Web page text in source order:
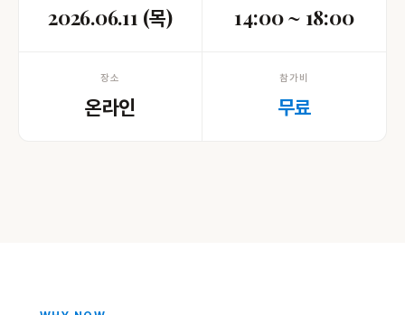
2026.06.11 (목) 14:00 ~ 18:00
장소
온라인
참가비
무료